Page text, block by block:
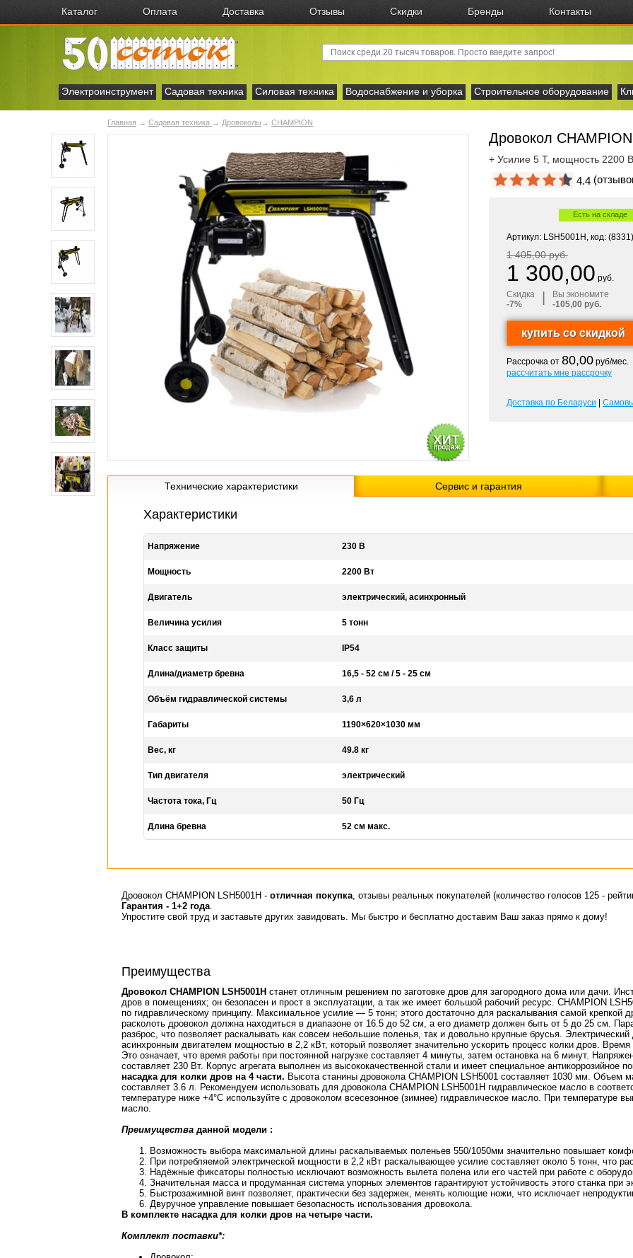
Каталог Оплата Доставка Отзывы Скидки Бренды Контакты
Электроинструмент
Садовая техника Силовая техника Водоснабжение и уборка Строительное оборудование
Главная → Садовая техника → Дровоколы → CHAMPION
Дровокол
+ Усилие 5 Т, мощность 2200
4.4
Есть на складе
Артикул: LSH5001H, код: (8331)
1 405,00 руб.
1 300,00 руб.
Скидка
-7%
Вы экономите
-105,00 руб.
Рассрочка от 80,00 руб/мес.
рассчитать мне рассрочку
Доставка по Беларуси
Технические характеристики Сервис и гарантия
Характеристики
Напряжение 230 В
Мощность 2200 Вт
Двигатель электрический, асинхронный
Величина усилия 5 тонн
Класс защиты IP54
Длина/диаметр бревна 16,5 - 52 см / 5 - 25 см
Объём гидравлической системы 3,6 л
Габариты 1190×620×1030 мм
Вес, кг 49.8 кг
Тип двигателя электрический
Частота тока, Гц 50 Гц
Длина бревна 52 см макс.
Дровокол CHAMPION LSH5001H - отличная покупка, отзывы реальных покупателей (количество голосов 125 -
Гарантия - 1+2 года.
Упростите свой труд и заставьте других завидовать. Мы быстро и бесплатно доставим Ваш заказ прямо к дому!
Преимущества
Дровокол CHAMPION LSH5001H станет отличным решением по заготовке дров для загородного дома или дачи.
дров в помещениях; он безопасен и прост в эксплуатации, а так же имеет большой рабочий ресурс. CHAMPION
по гидравлическому принципу. Максимальное усилие — 5 тонн; этого достаточно для раскалывания самой крепкой
расколоть дровокол должна находиться в диапазоне от 16.5 до 52 см, а его диаметр должен быть от 5 до 25 см.
разброс, что позволяет раскалывать как совсем небольшие поленья, так и довольно крупные брусья.
асинхронным двигателем мощностью в 2,2 кВт, который позволяет значительно ускорить процесс колки дров. Время
Это означает, что время работы при постоянной нагрузке составляет 4 минуты, затем остановка на 6 минут.
составляет 230 Вт. Корпус агрегата выполнен из высококачественной стали и имеет специальное антикоррозийное
насадка для колки дров на 4 части. Высота станины дровокола CHAMPION LSH5001 составляет 1030 мм. Объем
составляет 3.6 л. Рекомендуем использовать для дровокола CHAMPION LSH5001H гидравлическое масло в
температуре ниже +4°C используйте с дровоколом всесезонное (зимнее) гидравлическое масло. При температуре
масло.
Преимущества данной модели :
Возможность выбора максимальной длины раскалываемых поленьев 550/1050мм значительно повышает
При потребляемой электрической мощности в 2,2 кВт раскалывающее усилие составляет около 5 тонн, что
Надёжные фиксаторы полностью исключают возможность вылета полена или его частей при работе с
Значительная масса и продуманная система упорных элементов гарантируют устойчивость этого станка при
Быстрозажимной винт позволяет, практически без задержек, менять колющие ножи, что исключает
Двуручное управление повышает безопасность использования дровокола.
В комплекте насадка для колки дров на четыре части.
Комплект поставки*: